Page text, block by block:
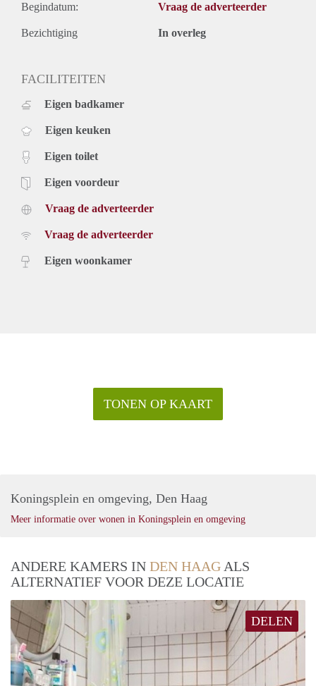
Begindatum: Vraag de adverteerder
Bezichtiging In overleg
FACILITEITEN
Eigen badkamer
Eigen keuken
Eigen toilet
Eigen voordeur
Vraag de adverteerder
Vraag de adverteerder
Eigen woonkamer
TONEN OP KAART
Koningsplein en omgeving, Den Haag
Meer informatie over wonen in Koningsplein en omgeving
ANDERE KAMERS IN DEN HAAG ALS
ALTERNATIEF VOOR DEZE LOCATIE
DELEN